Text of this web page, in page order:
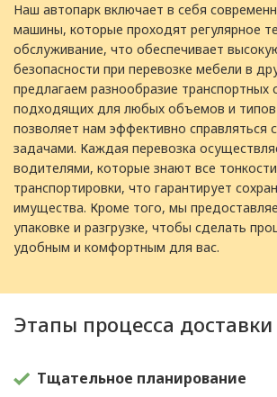
Наш автопарк включает в себя
машины, которые проходят регулярное
обслуживание, что обеспечивает
безопасности при перевозке мебели в
предлагаем разнообразие транспортных
подходящих для любых объемов и
позволяет нам эффективно справляться
задачами. Каждая перевозка
водителями, которые знают все тонкости
транспортировки, что гарантирует
имущества. Кроме того, мы
упаковке и разгрузке, чтобы сделать
удобным и комфортным для вас.
Этапы процесса доставки
Тщательное планирование